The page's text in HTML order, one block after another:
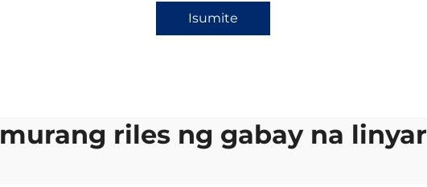
Isumite
murang riles ng gabay na linyar